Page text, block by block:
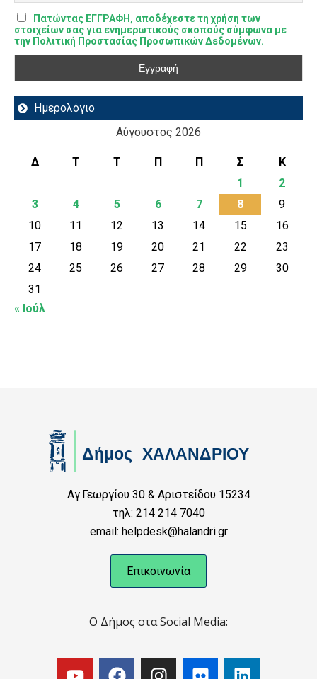
Πατώντας ΕΓΓΡΑΦΗ, αποδέχεστε τη χρήση των
στοιχείων σας για ενημερωτικούς σκοπούς σύμφωνα με
την Πολιτική Προστασίας Προσωπικών Δεδομένων.
Ημερολόγιο
Αύγουστος 2026
Δ Τ Τ Π Π Σ
Κ
1
2
3
4 5 6 7 8
9
10
11 12 13 14 15
16
17
18 19 20 21 22
23
24
25 26 27 28 29
30
31
« Ιούλ
Αγ.Γεωργίου 30 & Αριστείδου 15234
τηλ: 214 214 7040
email: helpdesk@halandri.gr
Επικοινωνία
Ο Δήμος στα Social Media: